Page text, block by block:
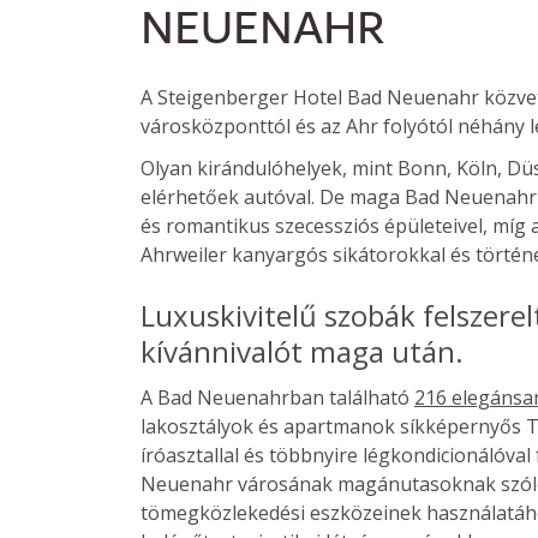
NEUENAHR
A Steigenberger Hotel Bad Neuenahr
városközponttól és az Ahr folyótól néhány
Olyan kirándulóhelyek, mint Bonn, Köln,
elérhetőek autóval. De maga Bad
és romantikus szecessziós épületeivel,
Ahrweiler kanyargós sikátorokkal és
Luxuskivitelű szobák
kívánnivalót maga után.
A Bad Neuenahrban található 216
lakosztályok és apartmanok síkképernyős
íróasztallal és többnyire
Neuenahr városának magánutasoknak
tömegközlekedési eszközeinek